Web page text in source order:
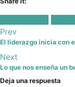
Facebook
Twitter
in:
Prev
El liderazgo inicia con
Next
Lo que nos enseña un
Deja una respuesta